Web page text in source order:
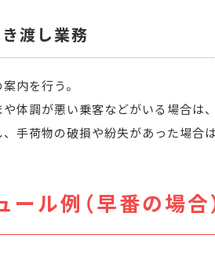
渡し業務
内を行う。
体調が悪い乗客などがいる場合は
手荷物の破損や紛失があった場合
ル例（早番の場合